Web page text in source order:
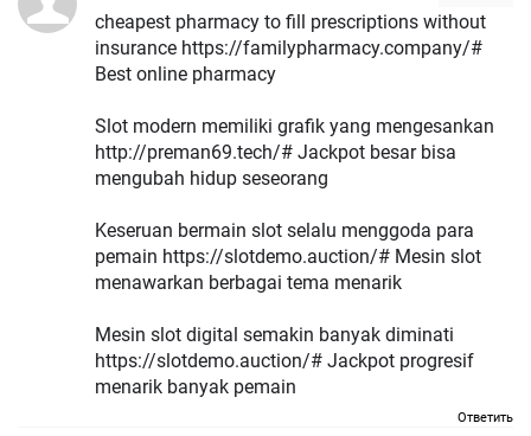
cheapest pharmacy to fill prescriptions without
insurance https://familypharmacy.company/#
Best online pharmacy
Slot modern memiliki grafik yang mengesankan
http://preman69.tech/# Jackpot besar bisa
mengubah hidup seseorang
Keseruan bermain slot selalu menggoda para
pemain https://slotdemo.auction/# Mesin slot
menawarkan berbagai tema menarik
Mesin slot digital semakin banyak diminati
https://slotdemo.auction/# Jackpot progresif
menarik banyak pemain
Ответить